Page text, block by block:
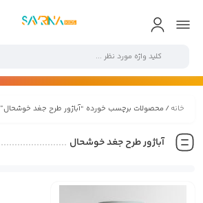
خانه/ محصولات برچسب خورده “آباژور طرح جغد خوشحال”
آباژور طرح جغد خوشحال